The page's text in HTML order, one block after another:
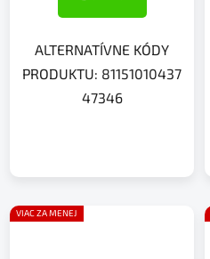
ALTERNATÍVNE KÓDY
PRODUKTU: 81151010437
47346
VIAC ZA MENEJ